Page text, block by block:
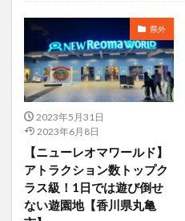
県外
2023年5月31日
2023年6月8日
【ニューレオマワールド】
アトラクション数トップク
ラス級！1日では遊び倒せ
ない遊園地【香川県丸亀